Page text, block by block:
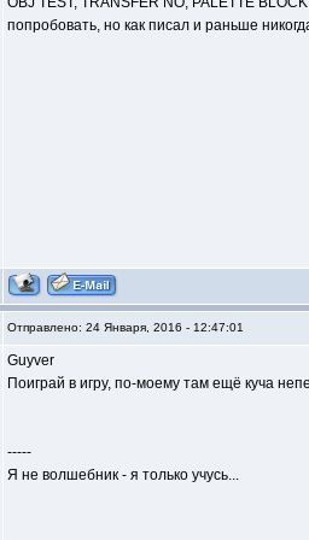
попробовать, но как писал и раньше
Отправлено: 24 Января, 2016 - 12:47:01
Guyver
Поиграй в игру, по-моему там ещё куча
-----
Я не волшебник - я только учусь...